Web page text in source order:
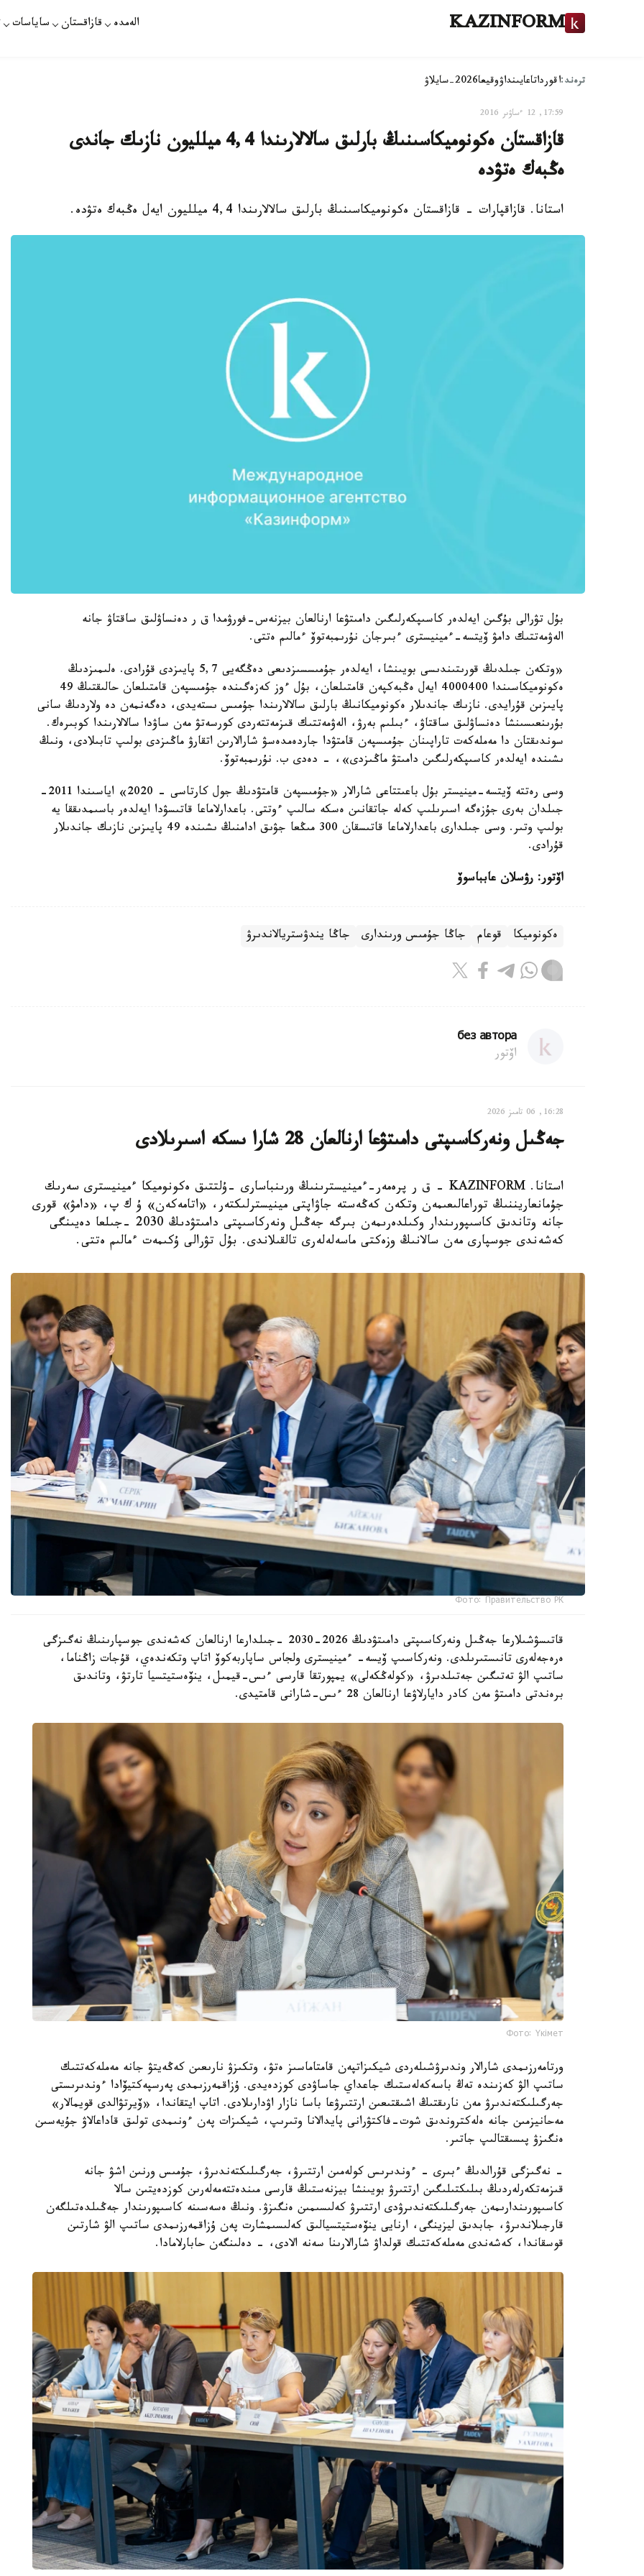
KAZINFORM الەمدە قازاقستان ساياسات
ترەند:اقورداتاعايىنداۋوقيعا2026-سايلاۋ
17:59, 12 ءساۋىر 2016
قازاقستان ەكونوميكاسىنىڭ بارلىق سالالارىندا 4,4 ميلليون نازىك جاندى
ەڭبەك ەتۋدە
استانا. قازاقپارات - قازاقستان ەكونوميكاسىنىڭ بارلىق سالالارىندا 4,4 ميلليون ايەل ەڭبەك ەتۋدە.
بۇل تۋرالى بۇگىن ايەلدەر كاسىپكەرلىگىن دامىتۋعا ارنالعان بيزنەس-فورۋمدا ق ر دەنساۋلىق ساقتاۋ جانە
الەۋمەتتىك دامۋ ۆيتسە-ءمينيسترى ءبىرجان نۇرىمبەتوۆ ءمالىم ەتتى.
«وتكەن جىلدىڭ قورىتىندىسى بويىنشا، ايەلدەر جۇمىسسىزدىعى دەڭگەيى 5,7 پايىزدى قۇرادى. ەلىمىزدىڭ
ەكونوميكاسىندا 4000400 ايەل ەڭبەكپەن قامتىلعان، بۇل ءوز كەزەگىندە جۇمىسپەن قامتىلعان حالىقتىڭ 49
پايىزىن قۇرايدى. نازىك جاندىلار ەكونوميكانىڭ بارلىق سالالارىندا جۇمىس ىستەيدى، دەگەنمەن دە ولاردىڭ سانى
بۇرىنعىسىنشا دەنساۋلىق ساقتاۋ، ءبىلىم بەرۋ، الەۋمەتتىك قىزمەتتەردى كورسەتۋ مەن ساۋدا سالالارىندا كوبىرەك.
سوندىقتان دا مەملەكەت تاراپىنان جۇمىسپەن قامتۋدا جاردەمدەسۋ شارالارىن اتقارۋ ماڭىزدى بولىپ تابىلادى، ونىڭ
ىشىندە ايەلدەر كاسىپكەرلىگىن دامىتۋ ماڭىزدى»، - دەدى ب. نۇرىمبەتوۆ.
وسى رەتتە ۆيتسە-مينيستر بۇل باعىتتاعى شارالار «جۇمىسپەن قامتۋدىڭ جول كارتاسى - 2020» اياسىندا 2011-
جىلدان بەرى جۇزەگە اسىرىلىپ كەلە جاتقانىن ەسكە سالىپ ءوتتى. باعدارلاماعا قاتىسۋدا ايەلدەر باسىمدىققا يە
بولىپ وتىر. وسى جىلدارى باعدارلاماعا قاتىسقان 300 مىڭعا جۋىق ادامنىڭ ىشىندە 49 پايىزىن نازىك جاندىلار
قۇرادى.
اۆتور: رۋسلان عابباسوۆ
ەكونوميكا قوعام جاڭا جۇمىس ورىندارى جاڭا يندۋستريالاندىرۋ
без автора
اۆتور
16:28, 06 تامىز 2026
جەڭىل ونەركاسىپتى دامىتۋعا ارنالعان 28 شارا ىسكە اسىرىلادى
استانا. KAZINFORM - ق ر پرەمەر-ءمينيسترىنىڭ ورىنباسارى -ۇلتتىق ەكونوميكا ءمينيسترى سەرىك
جۇمانعاريننىڭ توراعالىعىمەن وتكەن كەڭەستە جاۋاپتى مينيسترلىكتەر، «اتامەكەن» ۇ ك پ، «دامۋ» قورى
جانە وتاندىق كاسىپورىندار وكىلدەرىمەن بىرگە جەڭىل ونەركاسىپتى دامىتۋدىڭ 2030 -جىلعا دەيىنگى
كەشەندى جوسپارى مەن سالانىڭ وزەكتى ماسەلەلەرى تالقىلاندى. بۇل تۋرالى ۇكىمەت ءمالىم ەتتى.
Фото: Правительство РК
قاتىسۋشىلارعا جەڭىل ونەركاسىپتى دامىتۋدىڭ 2026-2030 -جىلدارعا ارنالعان كەشەندى جوسپارىنىڭ نەگىزگى
ەرەجەلەرى تانىستىرىلدى. ونەركاسىپ ۆيسە- ءمينيسترى ولجاس ساپاربەكوۆ اتاپ وتكەندەي، قۇجات زاڭناما،
ساتىپ الۋ تەتىگىن جەتىلدىرۋ، «كولەڭكەلى» يمپورتقا قارسى ءىس-قيمىل، ينۆەستيتسيا تارتۋ، وتاندىق
برەندتى دامىتۋ مەن كادر دايارلاۋعا ارنالعان 28 ءىس-شارانى قامتيدى.
Фото: Үкімет
ورتامەرزىمدى شارالار وندىرۋشىلەردى شيكىزاتپەن قامتاماسىز ەتۋ، وتكىزۋ نارىعىن كەڭەيتۋ جانە مەملەكەتتىك
ساتىپ الۋ كەزىندە تەڭ باسەكەلەستىك جاعداي جاساۋدى كوزدەيدى. ۇزاقمەرزىمدى پەرسپەكتيۆادا ءوندىرىستى
جەرگىلىكتەندىرۋ مەن نارىقتىڭ اشىقتىعىن ارتتىرۋعا باسا نازار اۋدارىلادى. اتاپ ايتقاندا، «ۆيرتۋالدى قويمالار»
مەحانيزمىن جانە ەلەكتروندىق شوت-فاكتۋرانى پايدالانا وتىرىپ، شيكىزات پەن ءونىمدى تولىق قاداعالاۋ جۇيەسىن
ەنگىزۋ پىسىقتالىپ جاتىر.
- نەگىزگى قۇرالدىڭ ءبىرى - ءوندىرىس كولەمىن ارتتىرۋ، جەرگىلىكتەندىرۋ، جۇمىس ورنىن اشۋ جانە
قىزمەتكەرلەردىڭ بىلىكتىلىگىن ارتتىرۋ بويىنشا بيزنەستىڭ قارسى مىندەتتەمەلەرىن كوزدەيتىن سالا
كاسىپورىندارىمەن جەرگىلىكتەندىرۋدى ارتتىرۋ كەلىسىمىن ەنگىزۋ. ونىڭ ەسەسىنە كاسىپورىندار جەڭىلدەتىلگەن
قارجىلاندىرۋ، جابدىق ليزينگى، ارنايى ينۆەستيتسيالىق كەلىسىمشارت پەن ۇزاقمەرزىمدى ساتىپ الۋ شارتىن
قوسقاندا، كەشەندى مەملەكەتتىك قولداۋ شارالارىنا سەنە الادى، - دەلىنگەن حابارلامادا.